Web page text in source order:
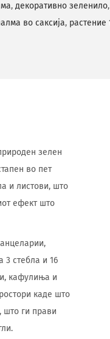
, декоративно зеленило,
во саксија, растение
зелен
во пет
и листови, што
ефект што
3 стебла и 16
кафулиња и
каде што
што ги прави